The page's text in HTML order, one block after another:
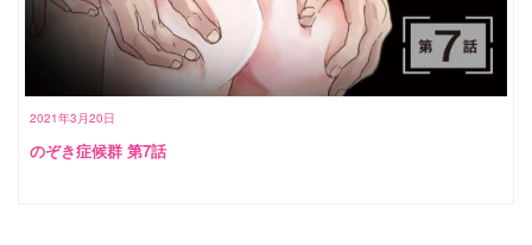
2021年3月20日
のぞき症候群 第7話